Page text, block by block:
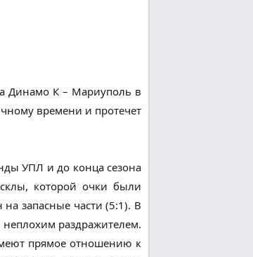
Динамо К – Мариуполь в
времени и протечет
УПЛ и до конца сезона
которой очки были
запасные части (5:1). В
раздражителем.
прямое отношению к